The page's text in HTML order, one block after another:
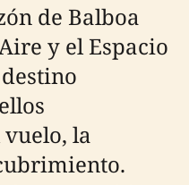
de Balboa
y el Espacio
la